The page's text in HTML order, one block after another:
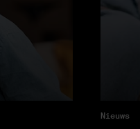
Nieuws